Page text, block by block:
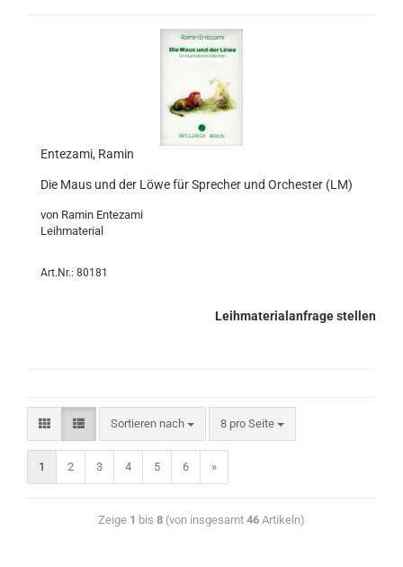
Entezami, Ramin
Die Maus und der Löwe für Sprecher und Orchester (LM)
von Ramin Entezami
Leihmaterial
Art.Nr.: 80181
Leihmaterialanfrage stellen
Sortieren nach 8 pro Seite
1 2 3 4 5 6 »
Zeige 1 bis 8 (von insgesamt 46 Artikeln)